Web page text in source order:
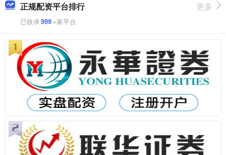
正规配资平台排行
已收录999+家平台
更多